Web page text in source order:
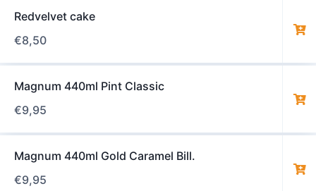
Redvelvet cake
€8,50
Magnum 440ml Pint Classic
€9,95
Magnum 440ml Gold Caramel Bill.
€9,95